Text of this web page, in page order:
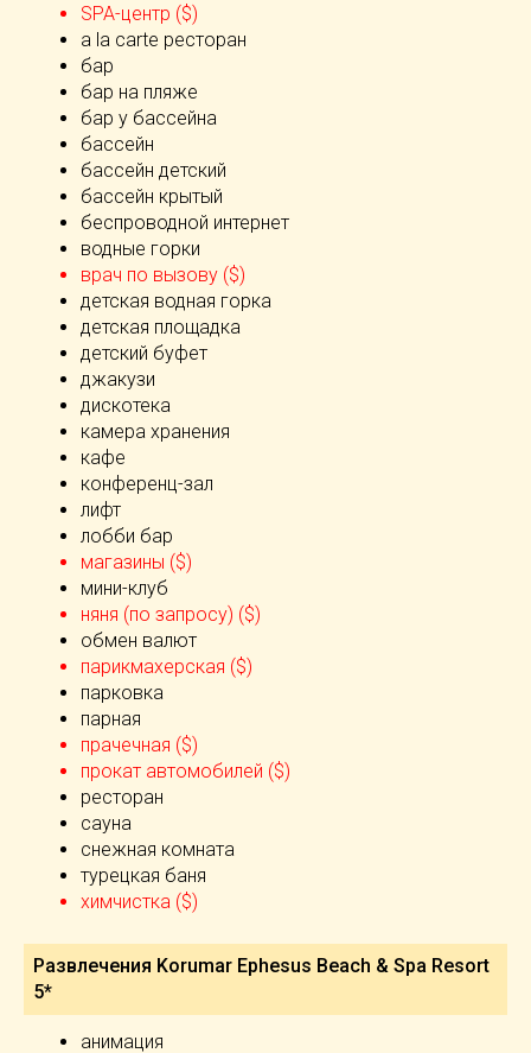
SPA-центр ($)
а la carte ресторан
бар
бар на пляже
бар у бассейна
бассейн
бассейн детский
бассейн крытый
беспроводной интернет
водные горки
врач по вызову ($)
детская водная горка
детская площадка
детский буфет
джакузи
дискотека
камера хранения
кафе
конференц-зал
лифт
лобби бар
магазины ($)
мини-клуб
няня (по запросу) ($)
обмен валют
парикмахерская ($)
парковка
парная
прачечная ($)
прокат автомобилей ($)
ресторан
сауна
снежная комната
турецкая баня
химчистка ($)
Развлечения Korumar Ephesus Beach & Spa Resort
5*
анимация